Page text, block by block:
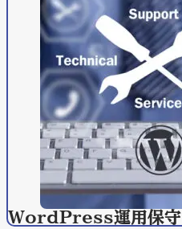
WordPress運用保守